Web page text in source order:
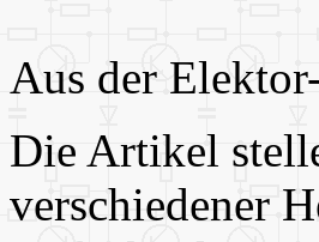
Aus der
Die Artikel
verschiedener